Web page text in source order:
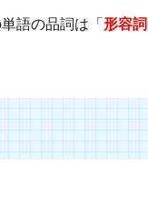
語の品詞は「形容詞